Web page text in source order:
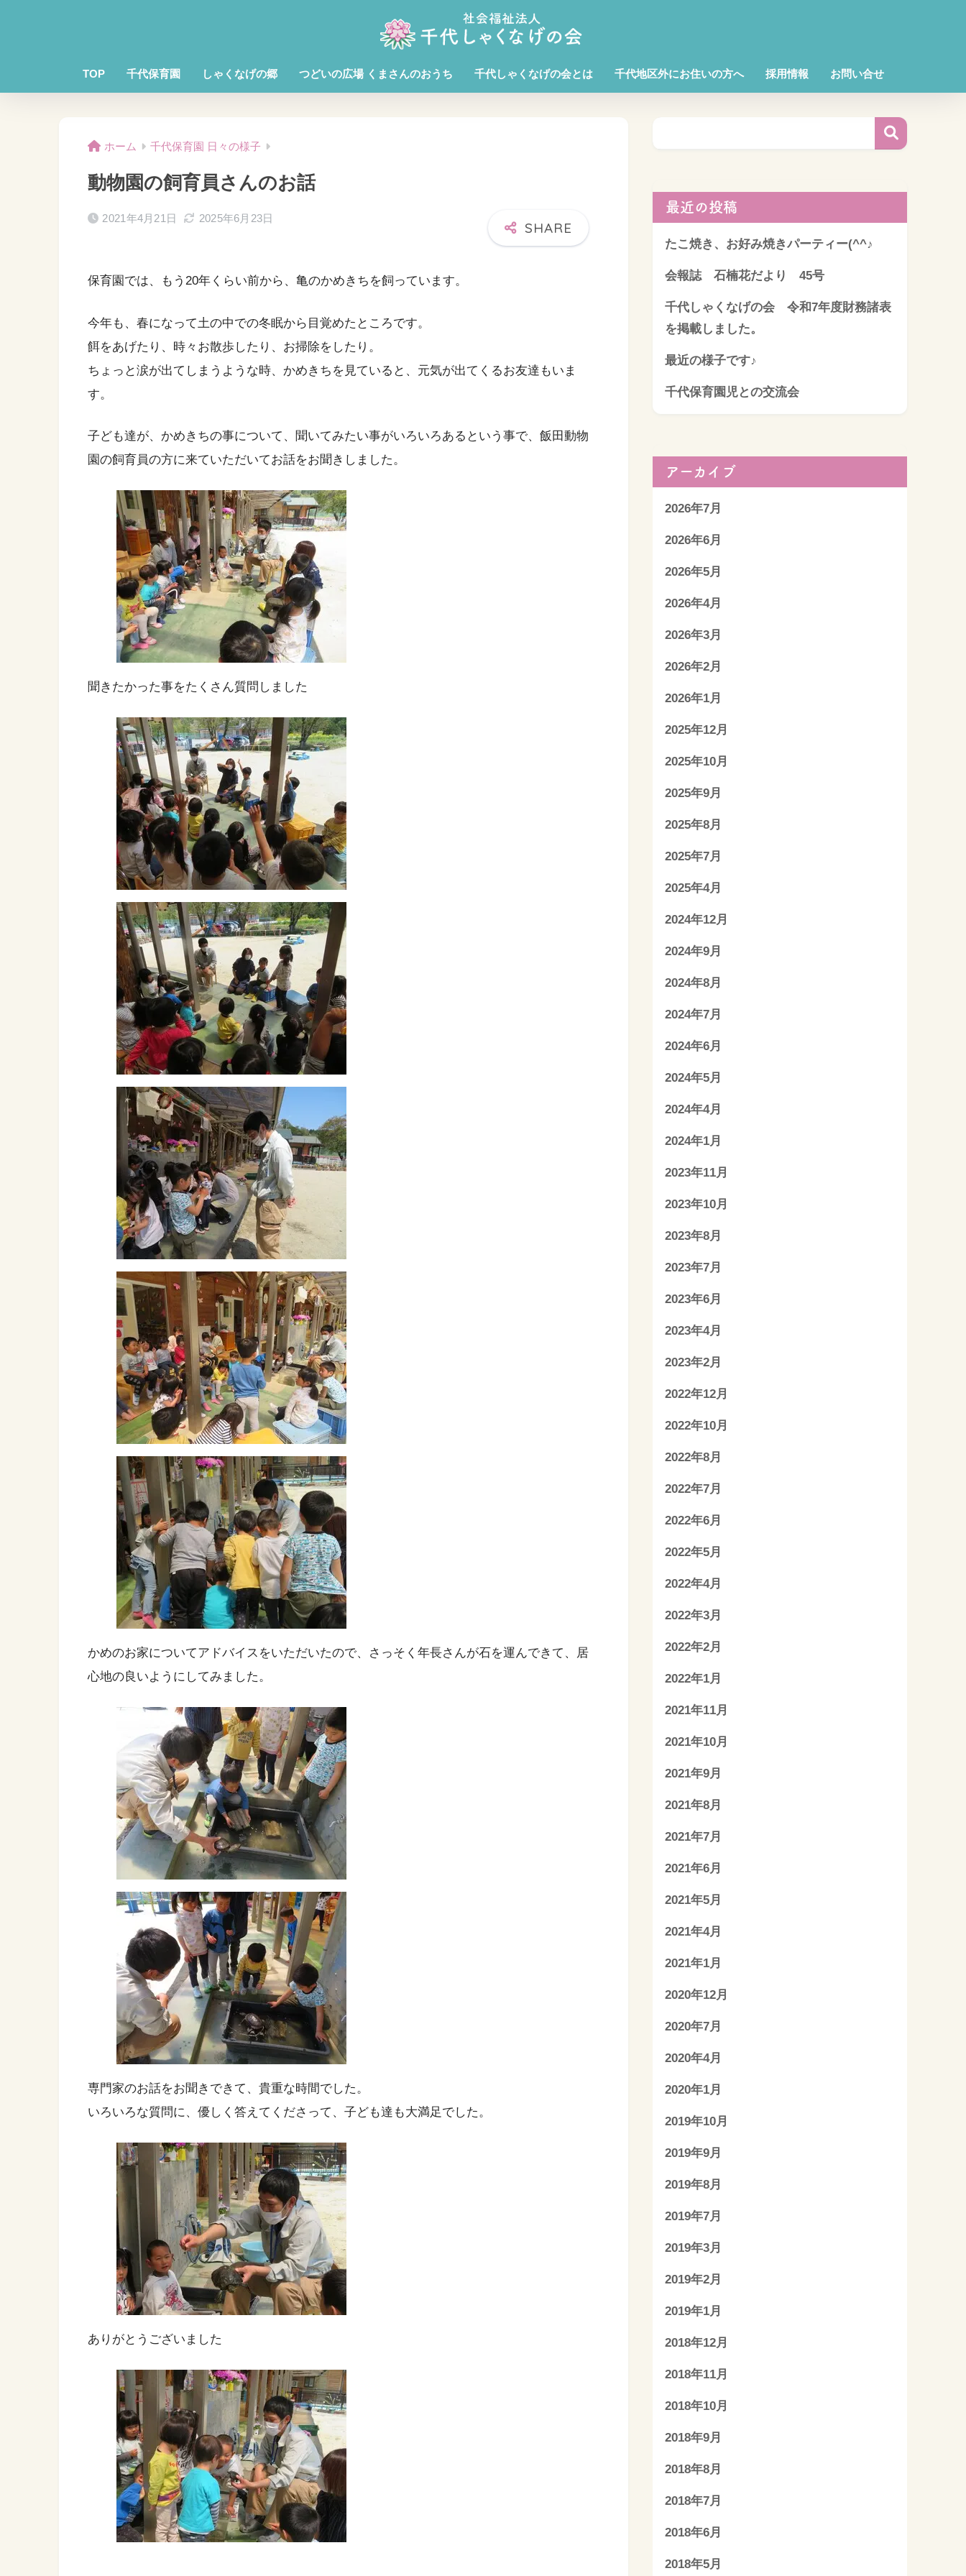
TOP 千代保育園 しゃくなげの郷 つどいの広場 くまさんのおうち 千代しゃくなげの会とは 千代地区外にお住いの方へ 採用情報 お問い合せ
ホーム 千代保育園 日々の様子
動物園の飼育員さんのお話
2021年4月21日 2025年6月23日
保育園では、もう20年くらい前から、亀のかめきちを飼っています。
今年も、春になって土の中での冬眠から目覚めたところです。
餌をあげたり、時々お散歩したり、お掃除をしたり。
ちょっと涙が出てしまうような時、かめきちを見ていると、元気が出てくるお友達もいま
す。
子ども達が、かめきちの事について、聞いてみたい事がいろいろあるという事で、飯田動物
園の飼育員の方に来ていただいてお話をお聞きしました。
聞きたかった事をたくさん質問しました
かめのお家についてアドバイスをいただいたので、さっそく年長さんが石を運んできて、居
心地の良いようにしてみました。
専門家のお話をお聞きできて、貴重な時間でした。
いろいろな質問に、優しく答えてくださって、子ども達も大満足でした。
ありがとうございました
最近の投稿
たこ焼き、お好み焼きパーティー(^^♪
会報誌 石楠花だより 45号
千代しゃくなげの会 令和7年度財務諸表
を掲載しました。
最近の様子です♪
千代保育園児との交流会
アーカイブ
2026年7月
2026年6月
2026年5月
2026年4月
2026年3月
2026年2月
2026年1月
2025年12月
2025年10月
2025年9月
2025年8月
2025年7月
2025年4月
2024年12月
2024年9月
2024年8月
2024年7月
2024年6月
2024年5月
2024年4月
2024年1月
2023年11月
2023年10月
2023年8月
2023年7月
2023年6月
2023年4月
2023年2月
2022年12月
2022年10月
2022年8月
2022年7月
2022年6月
2022年5月
2022年4月
2022年3月
2022年2月
2022年1月
2021年11月
2021年10月
2021年9月
2021年8月
2021年7月
2021年6月
2021年5月
2021年4月
2021年1月
2020年12月
2020年7月
2020年4月
2020年1月
2019年10月
2019年9月
2019年8月
2019年7月
2019年3月
2019年2月
2019年1月
2018年12月
2018年11月
2018年10月
2018年9月
2018年8月
2018年7月
2018年6月
2018年5月